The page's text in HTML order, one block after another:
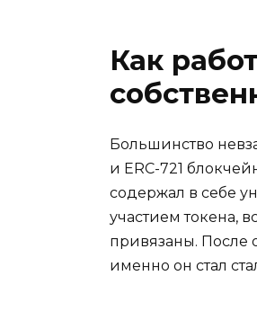
Как
Большинство
и ERC-721
содержал в себе
участием токена,
привязаны. После
именно он стал